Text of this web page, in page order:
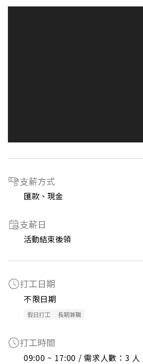
支薪方式
匯款、現金
支薪日
活動結束後領
打工日期
不限日期
假日打工 長期兼職
打工時間
09:00 ~ 17:00 / 需求人數：3 人